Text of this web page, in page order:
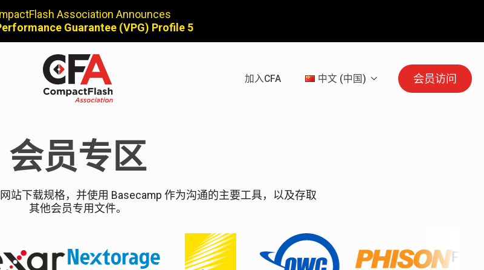
Association Announces
Guarantee (VPG) Profile 5
加入CFA 中文 (中国) 会员访问
会员专区
站下载规格，并使用 Basecamp 作为沟通的主要工具，以及存取
其他会员专用文件。